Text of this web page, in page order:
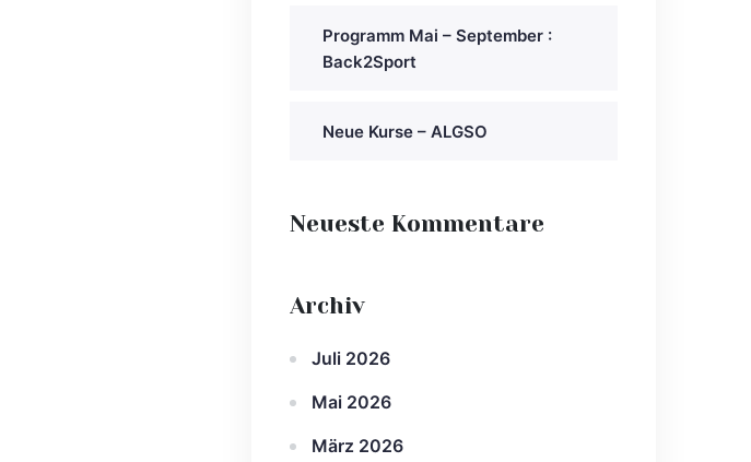
Programm Mai – September :
Back2Sport
Neue Kurse – ALGSO
Neueste Kommentare
Archiv
Juli 2026
Mai 2026
März 2026